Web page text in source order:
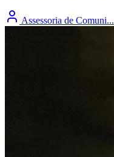
Assessoria de Comuni...